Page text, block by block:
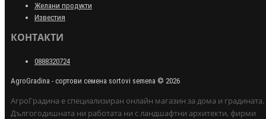
Желани продукти
Известия
КОНТАКТИ
0888320724
AgroGradina - сортови семена sortovi semena © 2026
АгроГрадина е специализиран онлайн магазин за дома и градината.
Дългогодишната ни работата ни с ландшафтни архитекти, фирми